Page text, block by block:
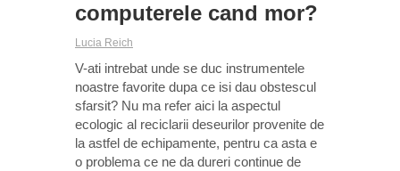
computerele cand mor?
Lucia Reich
V-ati intrebat unde se duc instrumentele
noastre favorite dupa ce isi dau obstescul
sfarsit? Nu ma refer aici la aspectul
ecologic al reciclarii deseurilor provenite de
la astfel de echipamente, pentru ca asta e
o problema ce ne da dureri continue de